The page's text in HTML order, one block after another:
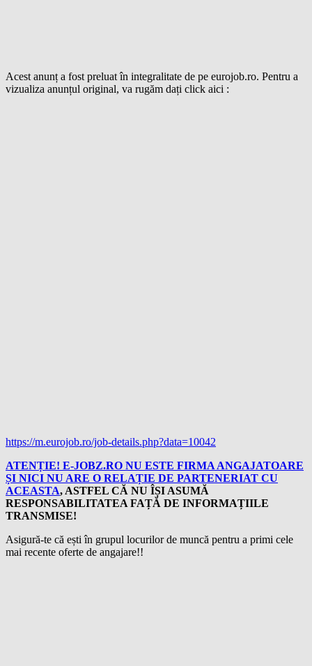
Acest anunț a fost preluat în integralitate de pe eurojob.ro. Pentru a
vizualiza anunțul original, va rugăm dați click aici :
https://m.eurojob.ro/job-details.php?data=10042
ATENȚIE! E-JOBZ.RO NU ESTE FIRMA ANGAJATOARE
ȘI NICI NU ARE O RELAȚIE DE PARTENERIAT CU
ACEASTA, ASTFEL CĂ NU ÎȘI ASUMĂ
RESPONSABILITATEA FAȚĂ DE INFORMAȚIILE
TRANSMISE!
Asigură-te că ești în grupul locurilor de muncă pentru a primi cele
mai recente oferte de angajare!!